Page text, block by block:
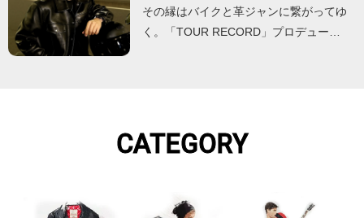
その縁はバイクと革ジャンに繋がってゆ
く。「TOUR RECORD」プロデュー…
CATEGORY